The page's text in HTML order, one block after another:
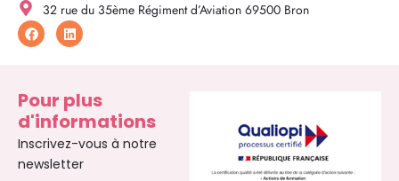
32 rue du 35ème Régiment d’Aviation 69500 Bron
F
a
c
o
o
k
L
i
n
d
i
n
Pour plus
d'informations
Inscrivez-vous à notre
newsletter